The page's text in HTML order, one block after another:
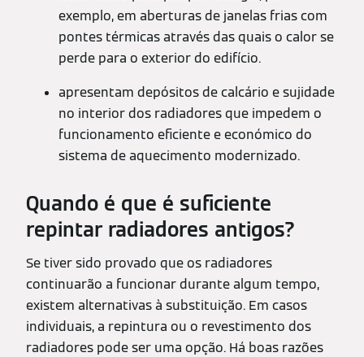
exemplo, em aberturas de janelas frias com
pontes térmicas através das quais o calor se
perde para o exterior do edifício.
apresentam depósitos de calcário e sujidade
no interior dos radiadores que impedem o
funcionamento eficiente e económico do
sistema de aquecimento modernizado.
Quando é que é suficiente
repintar radiadores antigos?
Se tiver sido provado que os radiadores
continuarão a funcionar durante algum tempo,
existem alternativas à substituição. Em casos
individuais, a repintura ou o revestimento dos
radiadores pode ser uma opção. Há boas razões